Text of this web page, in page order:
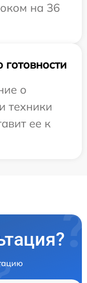
на 36
о
техники
ее к